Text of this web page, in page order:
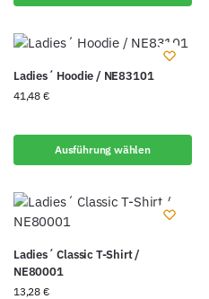
Ladies´ Hoodie / NE83101
41,48 €
Ausführung wählen
Ladies´ Classic T-Shirt /
NE80001
13,28 €